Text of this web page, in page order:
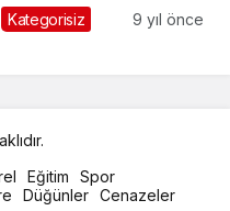
Balı gönderecek
Kategorisiz 9 yıl önce
Eğitim
Spor
Düğünler Cenazeler